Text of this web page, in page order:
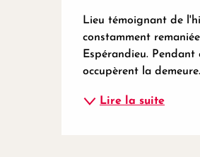
Lieu témoignant de
constamment
Espérandieu. Pendant
occupèrent la
Lire la suite